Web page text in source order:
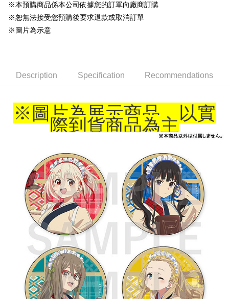
付款後全家取貨
NT$65/order | Free shipping on orders of NT$1,300 or more
7-11取貨付款
付款後7-11取貨
NT$65/order | Free shipping on orders of NT$1,300 or more
NT$100/order | Free shipping on orders of NT$1,300 or more
宅配-離島(澎湖/金門/馬祖)-木棉花樂園專用
NT$220/order
黑貓宅配-貨到付款
NT$150/order
※本預購商品係本公司依據您的訂單向廠商訂購
※恕無法接受您預購後要求退款或取消訂單
※圖片為示意
Description Specification Recommendations
※圖片為展示商品，以實
際到貨商品為主